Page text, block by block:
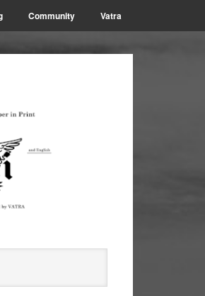
Community Vatra